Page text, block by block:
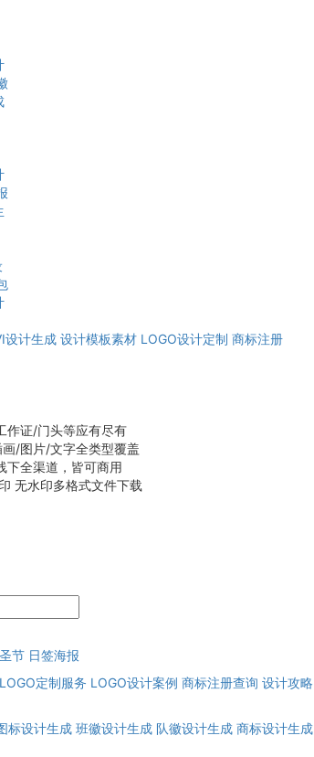
设计生成 设计模板素材 LOGO设计定制 商标注册
作证/门头等应有尽有
画/图片/文字全类型覆盖
下全渠道，皆可商用
无水印多格式文件下载
节 日签海报
LOGO定制服务 LOGO设计案例 商标注册查询 设计攻略
标设计生成 班徽设计生成 队徽设计生成 商标设计生成